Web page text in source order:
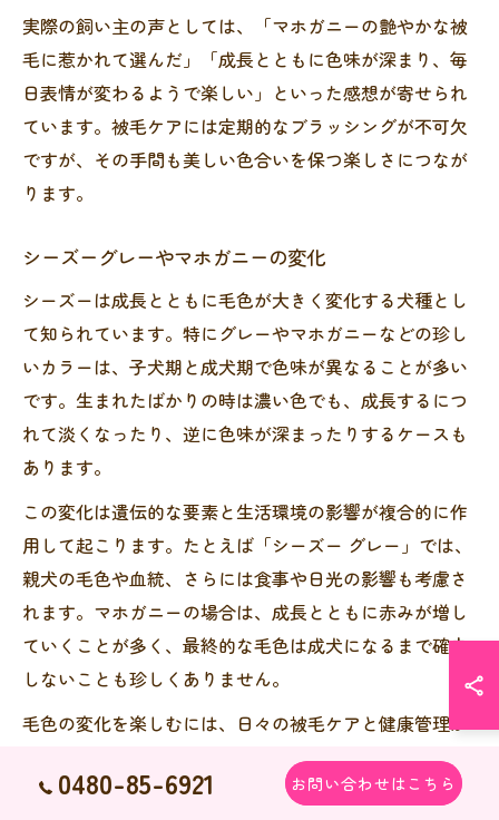
実際の飼い主の声としては、「マホガニーの艶やかな被
毛に惹かれて選んだ」「成長とともに色味が深まり、毎
日表情が変わるようで楽しい」といった感想が寄せられ
ています。被毛ケアには定期的なブラッシングが不可欠
ですが、その手間も美しい色合いを保つ楽しさにつなが
ります。
シーズーグレーやマホガニーの変化
シーズーは成長とともに毛色が大きく変化する犬種とし
て知られています。特にグレーやマホガニーなどの珍し
いカラーは、子犬期と成犬期で色味が異なることが多い
です。生まれたばかりの時は濃い色でも、成長するにつ
れて淡くなったり、逆に色味が深まったりするケースも
あります。
この変化は遺伝的な要素と生活環境の影響が複合的に作
用して起こります。たとえば「シーズー グレー」では、
親犬の毛色や血統、さらには食事や日光の影響も考慮さ
れます。マホガニーの場合は、成長とともに赤みが増し
ていくことが多く、最終的な毛色は成犬になるまで確定
しないことも珍しくありません。
毛色の変化を楽しむには、日々の被毛ケアと健康管理が
重要です。失敗例として「思っていた色と違った」とい
う声もありますが、逆に「成長ごとに変わる毛色が愛お
0480-85-6921 お問い合わせはこちら